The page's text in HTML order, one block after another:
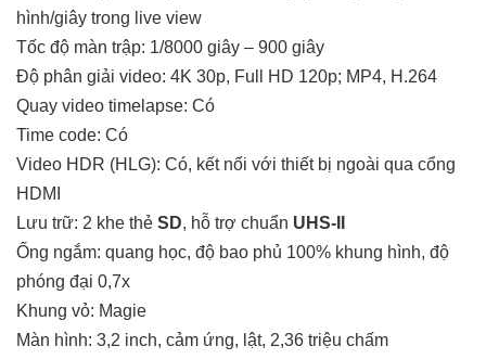
hình/giây trong live view
Tốc độ màn trập: 1/8000 giây – 900 giây
Độ phân giải video: 4K 30p, Full HD 120p; MP4, H.264
Quay video timelapse: Có
Time code: Có
Video HDR (HLG): Có, kết nối với thiết bị ngoài qua cổng
HDMI
Lưu trữ: 2 khe thẻ SD, hỗ trợ chuẩn UHS-II
Ống ngắm: quang học, độ bao phủ 100% khung hình, độ
phóng đại 0,7x
Khung vỏ: Magie
Màn hình: 3,2 inch, cảm ứng, lật, 2,36 triệu chấm